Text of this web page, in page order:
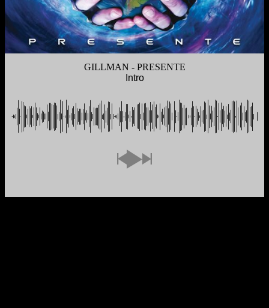
GILLMAN - PRESENTE
Intro